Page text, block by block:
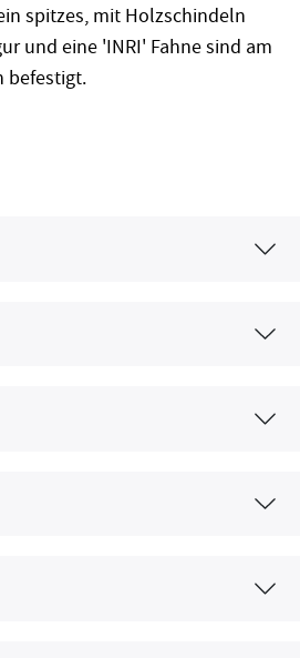
spitzes, mit Holzschindeln
und eine 'INRI' Fahne sind am
befestigt.